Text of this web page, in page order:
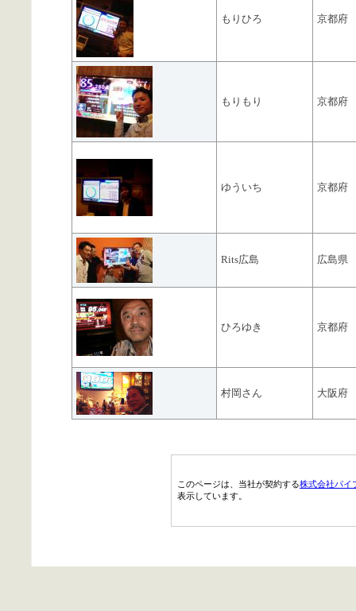
もりひろ 京都府
もりもり 京都府
ゆういち 京都府
Rits広島 広島県
ひろゆき 京都府
村岡さん 大阪府
このページは、当社が契約する株式会社パイ
表示しています。